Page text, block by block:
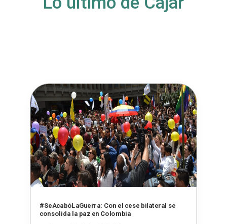
#SeAcabóLaGuerra: Con el cese bilateral se
consolida la paz en Colombia